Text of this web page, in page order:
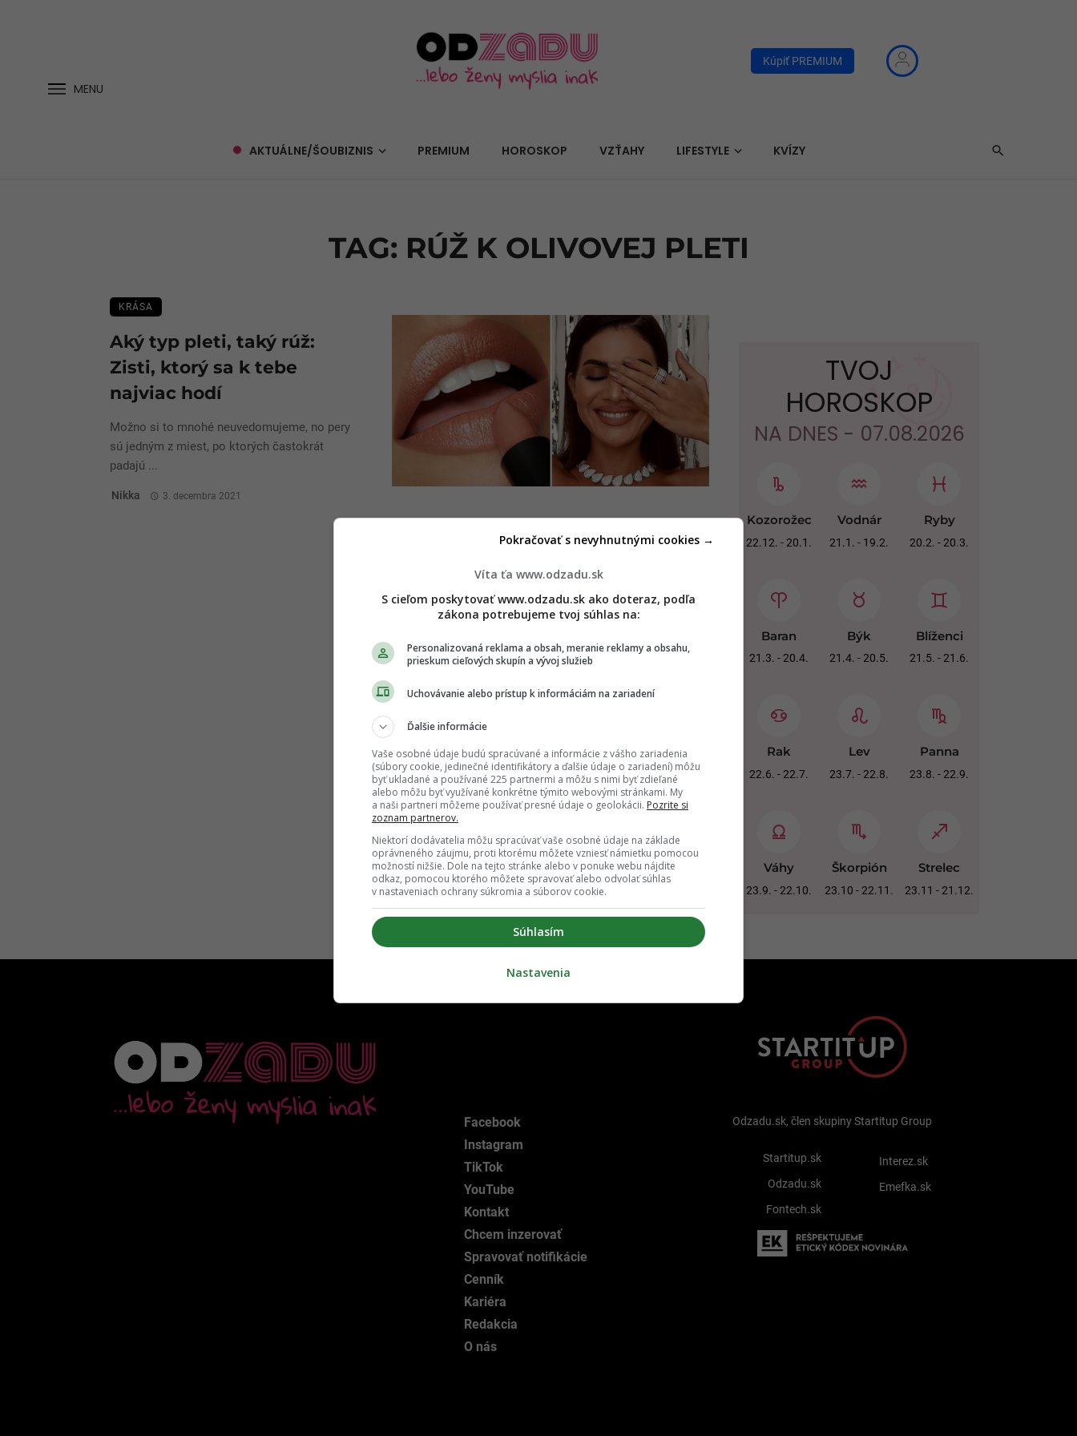
MENU
Kúpiť PREMIUM
AKTUÁLNE/ŠOUBIZNIS PREMIUM HOROSKOP VZŤAHY LIFESTYLE KVÍZY
TAG: RÚŽ K OLIVOVEJ PLETI
KRÁSA
Aký typ pleti, taký rúž:
Zisti, ktorý sa k tebe
najviac hodí
Možno si to mnohé neuvedomujeme, no pery
sú jedným z miest, po ktorých častokrát
padajú ...
Nikka 3. decembra 2021
TVOJ
HOROSKOP
NA DNES - 07.08.2026
Kozorožec
22.12. - 20.1.
Vodnár
21.1. - 19.2.
Ryby
20.2. - 20.3.
Baran
21.3. - 20.4.
Býk
21.4. - 20.5.
Blíženci
21.5. - 21.6.
Rak
22.6. - 22.7.
Lev
23.7. - 22.8.
Panna
23.8. - 22.9.
Váhy
23.9. - 22.10.
Škorpión
23.10 - 22.11.
Strelec
23.11 - 21.12.
Facebook
Instagram
TikTok
YouTube
Kontakt
Chcem inzerovať
Spravovať notifikácie
Cenník
Kariéra
Redakcia
O nás
Odzadu.sk, člen skupiny Startitup Group
Startitup.sk
Odzadu.sk
Fontech.sk
Interez.sk
Emefka.sk
Víta ťa www.odzadu.sk
S cieľom poskytovať www.odzadu.sk ako doteraz, podľa
zákona potrebujeme tvoj súhlas na:
Personalizovaná reklama a obsah, meranie reklamy a obsahu,
prieskum cieľových skupín a vývoj služieb
Uchovávanie alebo prístup k informáciám na zariadení
Ďalšie informácie
Vaše osobné údaje budú spracúvané a informácie z vášho zariadenia
(súbory cookie, jedinečné identifikátory a ďalšie údaje o zariadení) môžu
byť ukladané a používané 225 partnermi a môžu s nimi byť zdieľané
alebo môžu byť využívané konkrétne týmito webovými stránkami. My
a naši partneri môžeme používať presné údaje o geolokácii. Pozrite si
zoznam partnerov.
Niektorí dodávatelia môžu spracúvať vaše osobné údaje na základe
oprávneného záujmu, proti ktorému môžete vzniesť námietku pomocou
možností nižšie. Dole na tejto stránke alebo v ponuke webu nájdite
odkaz, pomocou ktorého môžete spravovať alebo odvolať súhlas
v nastaveniach ochrany súkromia a súborov cookie.
Súhlasím
Pokračovať s nevyhnutnými cookies →
Nastavenia